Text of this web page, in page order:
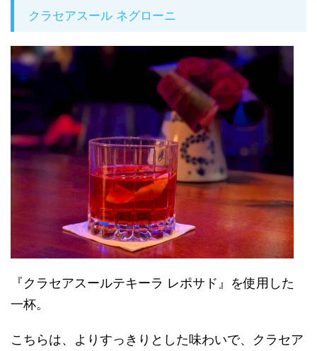
クラセアスール ネグローニ
『クラセアスールテキーラ レポサド』を使用した
一杯。
こちらは、よりすっきりとした味わいで、クラセア